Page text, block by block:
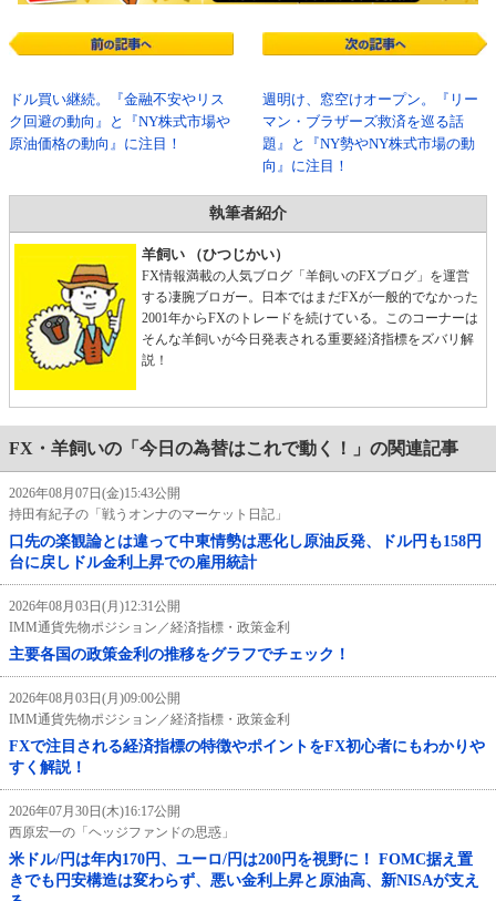
ドル買い継続。『金融不安やリス
ク回避の動向』と『NY株式市場や
原油価格の動向』に注目！
週明け、窓空けオープン。『リー
マン・ブラザーズ救済を巡る話
題』と『NY勢やNY株式市場の動
向』に注目！
執筆者紹介
羊飼い （ひつじかい）
FX情報満載の人気ブログ「羊飼いのFXブログ」を運営
する凄腕ブロガー。日本ではまだFXが一般的でなかった
2001年からFXのトレードを続けている。このコーナーは
そんな羊飼いが今日発表される重要経済指標をズバリ解
説！
FX・羊飼いの「今日の為替はこれで動く！」の関連記事
2026年08月07日(金)15:43公開
持田有紀子の「戦うオンナのマーケット日記」
口先の楽観論とは違って中東情勢は悪化し原油反発、ドル円も158円
台に戻しドル金利上昇での雇用統計
2026年08月03日(月)12:31公開
IMM通貨先物ポジション／経済指標・政策金利
主要各国の政策金利の推移をグラフでチェック！
2026年08月03日(月)09:00公開
IMM通貨先物ポジション／経済指標・政策金利
FXで注目される経済指標の特徴やポイントをFX初心者にもわかりや
すく解説！
2026年07月30日(木)16:17公開
西原宏一の「ヘッジファンドの思惑」
米ドル/円は年内170円、ユーロ/円は200円を視野に！ FOMC据え置
きでも円安構造は変わらず、悪い金利上昇と原油高、新NISAが支え